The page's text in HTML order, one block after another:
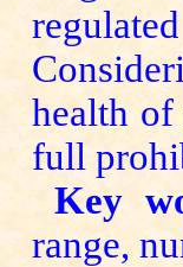
health
full
Key
range,